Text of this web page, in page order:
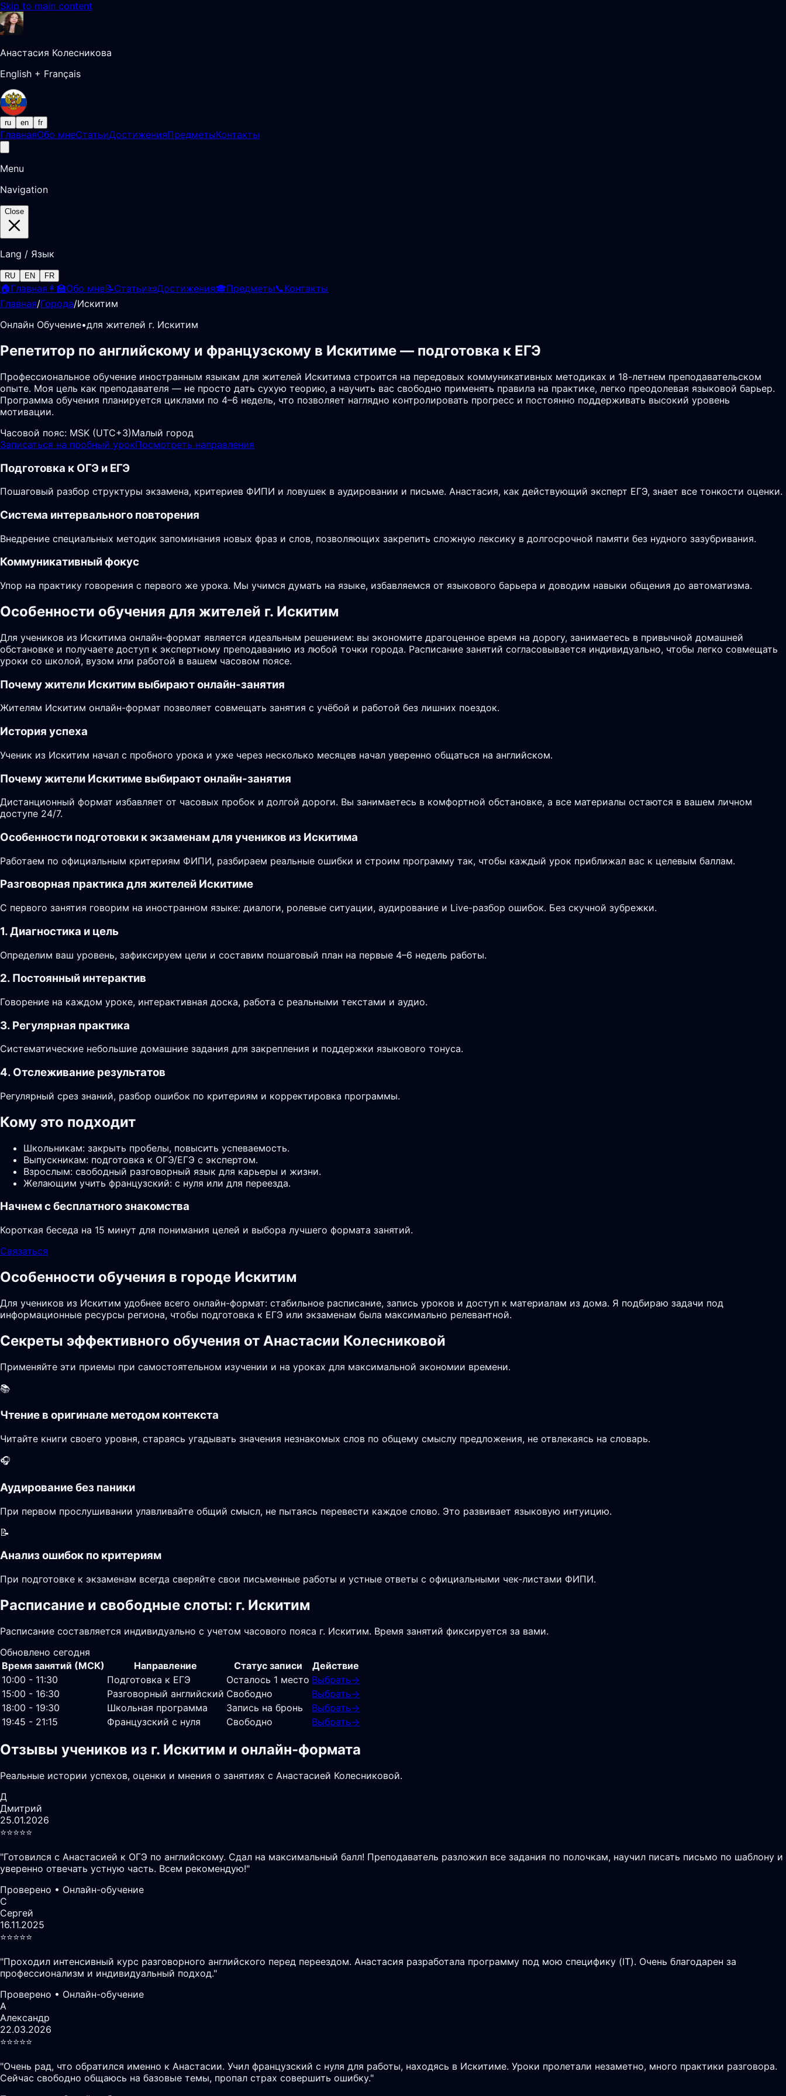
Skip to main content
Анастасия Колесникова
English + Français
ru en fr
ГлавнаяОбо мнеСтатьиДостиженияПредметыКонтакты
Menu
Navigation
Close
Lang / Язык
RU EN FR
🏠Главная 👩‍🏫Обо мне📝Статьи📜Достижения🎓Предметы📞Контакты
Главная/Города/Искитим
Онлайн Обучение•для жителей г. Искитим
Репетитор по английскому и французскому в Искитиме — подготовка к ЕГЭ
Профессиональное обучение иностранным языкам для жителей Искитима строится на передовых коммуникативных методиках и 18-летнем преподавательском
опыте. Моя цель как преподавателя — не просто дать сухую теорию, а научить вас свободно применять правила на практике, легко преодолевая языковой барьер.
Программа обучения планируется циклами по 4–6 недель, что позволяет наглядно контролировать прогресс и постоянно поддерживать высокий уровень
мотивации.
Часовой пояс: MSK (UTC+3)Малый город
Записаться на пробный урокПосмотреть направления
Подготовка к ОГЭ и ЕГЭ
Пошаговый разбор структуры экзамена, критериев ФИПИ и ловушек в аудировании и письме. Анастасия, как действующий эксперт ЕГЭ, знает все тонкости оценки.
Система интервального повторения
Внедрение специальных методик запоминания новых фраз и слов, позволяющих закрепить сложную лексику в долгосрочной памяти без нудного зазубривания.
Коммуникативный фокус
Упор на практику говорения с первого же урока. Мы учимся думать на языке, избавляемся от языкового барьера и доводим навыки общения до автоматизма.
Особенности обучения для жителей г. Искитим
Для учеников из Искитима онлайн-формат является идеальным решением: вы экономите драгоценное время на дорогу, занимаетесь в привычной домашней
обстановке и получаете доступ к экспертному преподаванию из любой точки города. Расписание занятий согласовывается индивидуально, чтобы легко совмещать
уроки со школой, вузом или работой в вашем часовом поясе.
Почему жители Искитим выбирают онлайн-занятия
Жителям Искитим онлайн-формат позволяет совмещать занятия с учёбой и работой без лишних поездок.
История успеха
Ученик из Искитим начал с пробного урока и уже через несколько месяцев начал уверенно общаться на английском.
Почему жители Искитиме выбирают онлайн-занятия
Дистанционный формат избавляет от часовых пробок и долгой дороги. Вы занимаетесь в комфортной обстановке, а все материалы остаются в вашем личном
доступе 24/7.
Особенности подготовки к экзаменам для учеников из Искитима
Работаем по официальным критериям ФИПИ, разбираем реальные ошибки и строим программу так, чтобы каждый урок приближал вас к целевым баллам.
Разговорная практика для жителей Искитиме
С первого занятия говорим на иностранном языке: диалоги, ролевые ситуации, аудирование и Live-разбор ошибок. Без скучной зубрежки.
1. Диагностика и цель
Определим ваш уровень, зафиксируем цели и составим пошаговый план на первые 4–6 недель работы.
2. Постоянный интерактив
Говорение на каждом уроке, интерактивная доска, работа с реальными текстами и аудио.
3. Регулярная практика
Систематические небольшие домашние задания для закрепления и поддержки языкового тонуса.
4. Отслеживание результатов
Регулярный срез знаний, разбор ошибок по критериям и корректировка программы.
Кому это подходит
Школьникам: закрыть пробелы, повысить успеваемость.
Выпускникам: подготовка к ОГЭ/ЕГЭ с экспертом.
Взрослым: свободный разговорный язык для карьеры и жизни.
Желающим учить французский: с нуля или для переезда.
Начнем с бесплатного знакомства
Короткая беседа на 15 минут для понимания целей и выбора лучшего формата занятий.
Связаться
Особенности обучения в городе Искитим
Для учеников из Искитим удобнее всего онлайн-формат: стабильное расписание, запись уроков и доступ к материалам из дома. Я подбираю задачи под
информационные ресурсы региона, чтобы подготовка к ЕГЭ или экзаменам была максимально релевантной.
Секреты эффективного обучения от Анастасии Колесниковой
Применяйте эти приемы при самостоятельном изучении и на уроках для максимальной экономии времени.
📚
Чтение в оригинале методом контекста
Читайте книги своего уровня, стараясь угадывать значения незнакомых слов по общему смыслу предложения, не отвлекаясь на словарь.
🎧
Аудирование без паники
При первом прослушивании улавливайте общий смысл, не пытаясь перевести каждое слово. Это развивает языковую интуицию.
📝
Анализ ошибок по критериям
При подготовке к экзаменам всегда сверяйте свои письменные работы и устные ответы с официальными чек-листами ФИПИ.
Расписание и свободные слоты: г. Искитим
Расписание составляется индивидуально с учетом часового пояса г. Искитим. Время занятий фиксируется за вами.
Обновлено сегодня
Время занятий (МСК)
Направление Статус записи
Действие
10:00 - 11:30
Подготовка к ЕГЭ Осталось 1 место Выбрать→
15:00 - 16:30
Разговорный английский Свободно Выбрать→
18:00 - 19:30
Школьная программа Запись на бронь Выбрать→
19:45 - 21:15
Французский с нуля Свободно Выбрать→
Отзывы учеников из г. Искитим и онлайн-формата
Реальные истории успехов, оценки и мнения о занятиях с Анастасией Колесниковой.
Д
Дмитрий
25.01.2026
⭐️⭐️⭐️⭐️⭐️
"Готовился с Анастасией к ОГЭ по английскому. Сдал на максимальный балл! Преподаватель разложил все задания по полочкам, научил писать письмо по шаблону и
уверенно отвечать устную часть. Всем рекомендую!"
Проверено • Онлайн-обучение
С
Сергей
16.11.2025
⭐️⭐️⭐️⭐️⭐️
"Проходил интенсивный курс разговорного английского перед переездом. Анастасия разработала программу под мою специфику (IT). Очень благодарен за
профессионализм и индивидуальный подход."
Проверено • Онлайн-обучение
А
Александр
22.03.2026
⭐️⭐️⭐️⭐️⭐️
"Очень рад, что обратился именно к Анастасии. Учил французский с нуля для работы, находясь в Искитиме. Уроки пролетали незаметно, много практики разговора.
Сейчас свободно общаюсь на базовые темы, пропал страх совершить ошибку."